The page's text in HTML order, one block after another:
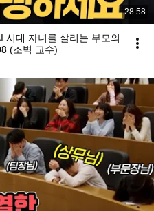
28:58
시대 자녀를 살리는 부모의
(조벽 교수)